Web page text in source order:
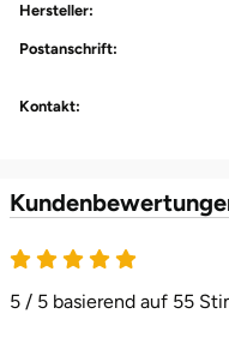
Hersteller:
Postanschrift:
Kontakt:
5 / 5 basierend auf 55
Kiel
Koblenz
Kulmbach